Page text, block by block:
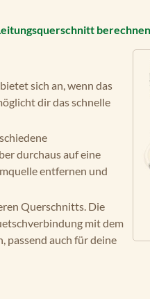
sich an, wenn das
dir das schnelle
durchaus auf eine
entfernen und
Querschnitts. Die
mit dem
passend auch für deine